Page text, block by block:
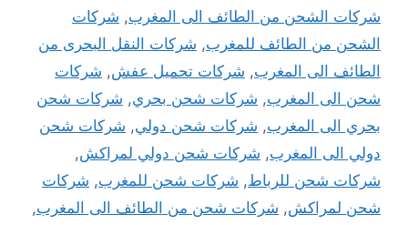
شركات الشحن من الطائف الى المغرب, شركات
الشحن من الطائف للمغرب, شركات النقل البحرى من
الطائف الى المغرب, شركات تحميل عفش, شركات
شحن الى المغرب, شركات شحن بحري, شركات شحن
بحري الى المغرب, شركات شحن دولي, شركات شحن
دولي الى المغرب, شركات شحن دولي لمراكش,
شركات شحن للرباط, شركات شحن للمغرب, شركات
شحن لمراكش, شركات شحن من الطائف الى المغرب,